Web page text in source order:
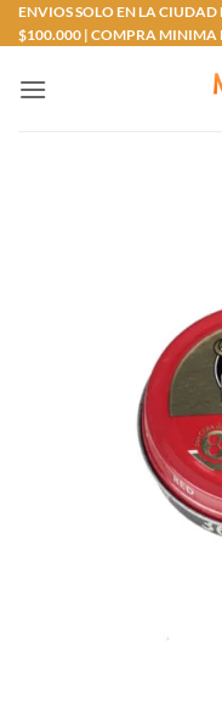
Saltar
al
ENVIOS SOLO EN LA
$100.000 | COMPRA MINIMA